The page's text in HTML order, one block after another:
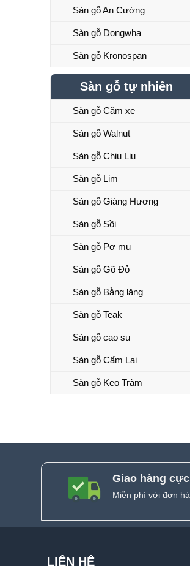
Sàn gỗ An Cường
Sàn gỗ Dongwha
Sàn gỗ Kronospan
Sàn gỗ tự nhiên
Sàn gỗ Căm xe
Sàn gỗ Walnut
Sàn gỗ Chiu Liu
Sàn gỗ Lim
Sàn gỗ Giáng Hương
Sàn gỗ Sồi
Sàn gỗ Pơ mu
Sàn gỗ Gõ Đỏ
Sàn gỗ Bằng lăng
Sàn gỗ Teak
Sàn gỗ cao su
Sàn gỗ Cẩm Lai
Sàn gỗ Keo Tràm
Giao hàng
Miễn phí với đơn
LIÊN HỆ